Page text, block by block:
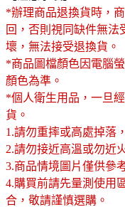
*辦理商品退換貨時，
回，否則視同缺件無法
壞，無法接受退換貨。
*商品圖檔顏色因電腦
顏色為準。
*個人衛生用品，一旦
貨。
1.請勿重摔或高處掉落
2.請勿接近高溫或勿近
3.商品情境圖片僅供參
4.購買前請先量測使用
合，敬請謹慎選購。